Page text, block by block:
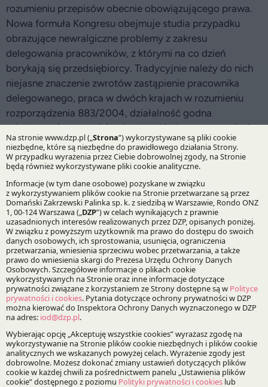
23.04.2015
rozumieniu przepisów obecnie obowiązującego prawa.
Nowa formuła Kongresu obejmuje studia przypadku
obrazujące newralgiczne problemy z zakresu
delegowania pracowników, z którymi na co dzień
borykają się przedsiębiorcy. Tradycyjnie należy do nich
niejasne znaczenie zwrotów zastąpienie pracownika
delegowanego, praca w dwóch krajach w rozumieniu
rozporządzenia 883/2004, działalność godna
odnotowania oraz minimalne stawki płacy w rozumieniu
dyrektywy 96/71. Zarejestrowani uczestnicy otrzymają
możliwość przesłania przed Kongresem pytań
i przypadków.
Więcej informacji znajdą Państwo na stronie
organizatora:http://www.koordynacja.org/
Bądź na bieżąco z DZP
Zapisz